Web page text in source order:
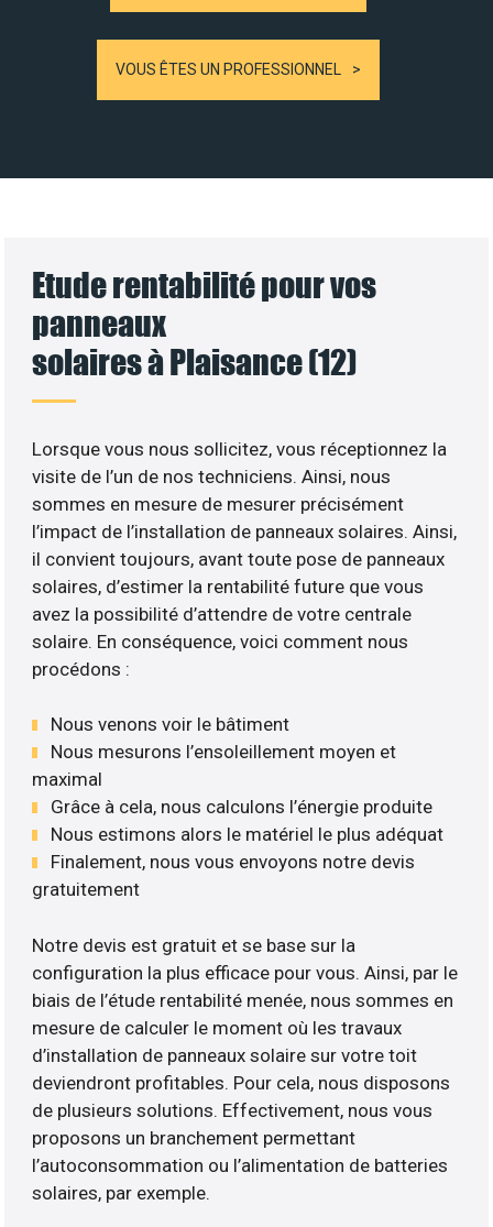
VOUS ÊTES UN PROFESSIONNEL
Etude rentabilité pour vos
panneaux
solaires à Plaisance (12)
Lorsque vous nous sollicitez, vous réceptionnez la
visite de l’un de nos techniciens. Ainsi, nous
sommes en mesure de mesurer précisément
l’impact de l’installation de panneaux solaires. Ainsi,
il convient toujours, avant toute pose de panneaux
solaires, d’estimer la rentabilité future que vous
avez la possibilité d’attendre de votre centrale
solaire. En conséquence, voici comment nous
procédons :
Nous venons voir le bâtiment
Nous mesurons l’ensoleillement moyen et
maximal
Grâce à cela, nous calculons l’énergie produite
Nous estimons alors le matériel le plus adéquat
Finalement, nous vous envoyons notre devis
gratuitement
Notre devis est gratuit et se base sur la
configuration la plus efficace pour vous. Ainsi, par le
biais de l’étude rentabilité menée, nous sommes en
mesure de calculer le moment où les travaux
d’installation de panneaux solaire sur votre toit
deviendront profitables. Pour cela, nous disposons
de plusieurs solutions. Effectivement, nous vous
proposons un branchement permettant
l’autoconsommation ou l’alimentation de batteries
solaires, par exemple.